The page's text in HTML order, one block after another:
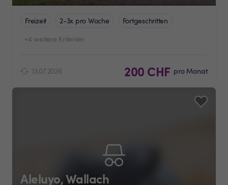
Freizeit 2-3x pro Woche
Fortgeschritten
+4 weitere Kriterien
13.07.2026 200 CHF pro Monat
Aleluyo, Wallach